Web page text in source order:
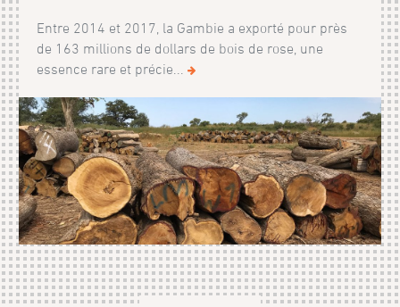
Entre 2014 et 2017, la Gambie a exporté pour près
de 163 millions de dollars de bois de rose, une
essence rare et précie...